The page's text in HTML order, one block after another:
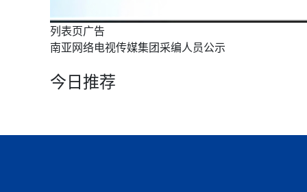
列表页广告
南亚网络电视传媒集团采编人员公示
今日推荐